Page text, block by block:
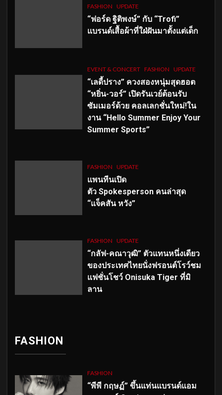
FASHION UPDATE
“ฟอร์ด ฐิติพงษ์” กับ “Trofi”
แบรนด์เสื้อผ้าที่ใฝ่ฝันมาตั้งแต่เด็ก
EVENT & CONCERT FASHION UPDATE
“เลดี้ปราง” ควงสองหนุ่มสุดฮอต
“หยิ่น-วอร์” เปิดรันเวย์ต้อนรับ
ซัมเมอร์ด้วย คอลเลกชั่นใหม่!ใน
งาน “Hello Summer Enjoy Your
Summer Sports”
FASHION UPDATE
แพนทีนเปิด
ตัว Spokesperson คนล่าสุด
“แจ็คสัน หวัง”
FASHION UPDATE
“กลัฟ-คณาวุฒิ” ตัวแทนหนึ่งเดียว
ของประเทศไทยนั่งฟรอนต์โรว์ชม
แฟชั่นโชว์ Onisuka Tiger ที่มิ
ลาน
FASHION
FASHION
“พีพี กฤษฏ์” ขึ้นแท่นแบรนด์แอม